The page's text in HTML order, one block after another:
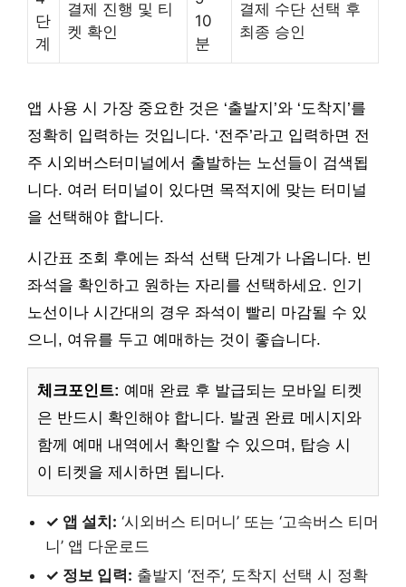
단
계
결제 진행 및 티
켓 확인
10
분
결제 수단 선택 후
최종 승인
앱 사용 시 가장 중요한 것은 ‘출발지’와 ‘도착지’를
정확히 입력하는 것입니다. ‘전주’라고 입력하면 전
주 시외버스터미널에서 출발하는 노선들이 검색됩
니다. 여러 터미널이 있다면 목적지에 맞는 터미널
을 선택해야 합니다.
시간표 조회 후에는 좌석 선택 단계가 나옵니다. 빈
좌석을 확인하고 원하는 자리를 선택하세요. 인기
노선이나 시간대의 경우 좌석이 빨리 마감될 수 있
으니, 여유를 두고 예매하는 것이 좋습니다.
체크포인트: 예매 완료 후 발급되는 모바일 티켓
은 반드시 확인해야 합니다. 발권 완료 메시지와
함께 예매 내역에서 확인할 수 있으며, 탑승 시
이 티켓을 제시하면 됩니다.
✓ 앱 설치: ‘시외버스 티머니’ 또는 ‘고속버스 티머
니’ 앱 다운로드
✓ 정보 입력: 출발지 ‘전주’, 도착지 선택 시 정확